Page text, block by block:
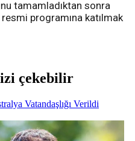
tamamladıktan sonra
programına katılmak
çekebilir
Vatandaşlığı Verildi